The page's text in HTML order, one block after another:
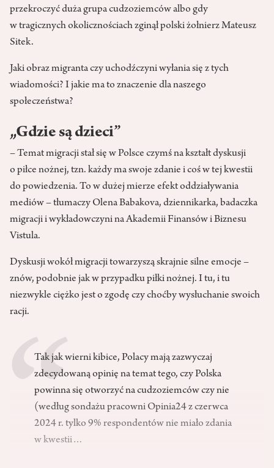
przekroczyć duża grupa cudzoziemców albo gdy
w tragicznych okolicznościach zginął polski żołnierz Mateusz
Sitek.
Jaki obraz migranta czy uchodźczyni wyłania się z tych
wiadomości? I jakie ma to znaczenie dla naszego
społeczeństwa?
„Gdzie są dzieci”
– Temat migracji stał się w Polsce czymś na kształt dyskusji
o piłce nożnej, tzn. każdy ma swoje zdanie i coś w tej kwestii
do powiedzenia. To w dużej mierze efekt oddziaływania
mediów – tłumaczy Olena Babakova, dziennikarka, badaczka
migracji i wykładowczyni na Akademii Finansów i Biznesu
Vistula.
Dyskusji wokół migracji towarzyszą skrajnie silne emocje –
znów, podobnie jak w przypadku piłki nożnej. I tu, i tu
niezwykle ciężko jest o zgodę czy choćby wysłuchanie swoich
racji.
Tak jak wierni kibice, Polacy mają zazwyczaj
zdecydowaną opinię na temat tego, czy Polska
powinna się otworzyć na cudzoziemców czy nie
(według sondażu pracowni Opinia24 z czerwca
2024 r. tylko 9% respondentów nie miało zdania
w kwestii…